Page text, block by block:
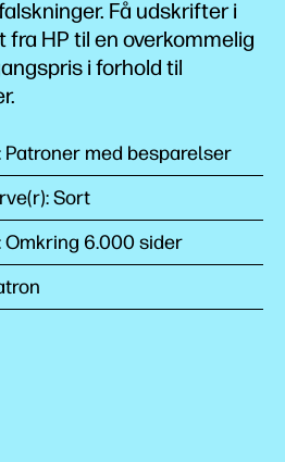
Få udskrifter i
fra HP til en overkommelig
i forhold til
med besparelser
Sort
Omkring 6.000 sider